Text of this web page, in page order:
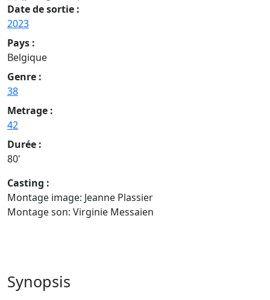
Date de sortie :
2023
Pays :
Belgique
Genre :
38
Metrage :
42
Durée :
80'
Casting :
Montage image: Jeanne Plassier
Montage son: Virginie Messaien
Synopsis